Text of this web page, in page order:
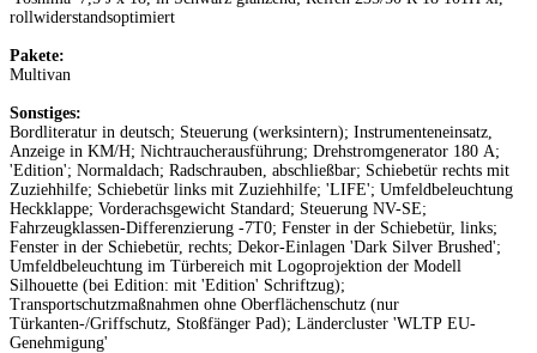
rollwiderstandsoptimiert
Pakete:
Multivan
Sonstiges:
Bordliteratur in deutsch; Steuerung (werksintern); Instrumenteneinsatz,
Anzeige in KM/H; Nichtraucherausführung; Drehstromgenerator 180 A;
'Edition'; Normaldach; Radschrauben, abschließbar; Schiebetür rechts mit
Zuziehhilfe; Schiebetür links mit Zuziehhilfe; 'LIFE'; Umfeldbeleuchtung
Heckklappe; Vorderachsgewicht Standard; Steuerung NV-SE;
Fahrzeugklassen-Differenzierung -7T0; Fenster in der Schiebetür, links;
Fenster in der Schiebetür, rechts; Dekor-Einlagen 'Dark Silver Brushed';
Umfeldbeleuchtung im Türbereich mit Logoprojektion der Modell
Silhouette (bei Edition: mit 'Edition' Schriftzug);
Transportschutzmaßnahmen ohne Oberflächenschutz (nur
Türkanten-/Griffschutz, Stoßfänger Pad); Ländercluster 'WLTP EU-
Genehmigung'